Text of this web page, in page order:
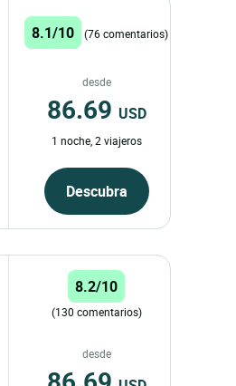
8.1/10 (76 comentarios)
desde
86.69 USD
1 noche, 2 viajeros
Descubra
8.2/10
(130 comentarios)
desde